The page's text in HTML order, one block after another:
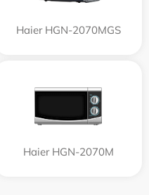
Haier HGN-2070MGS
Haier HGN-2070M